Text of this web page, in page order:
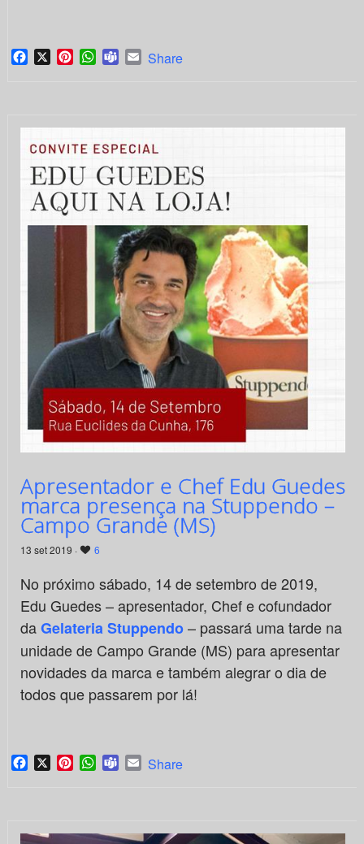
Facebook
X PinterestWhatsApp
TeamsEmail
Share
Apresentador e Chef Edu Guedes
marca presença na Stuppendo –
Campo Grande (MS)
13 set 2019 · 6
No próximo sábado, 14 de setembro de 2019,
Edu Guedes – apresentador, Chef e cofundador
daGelateria Stuppendo– passará uma tarde na
unidade de Campo Grande (MS) para apresentar
novidades da marca e também alegrar o dia de
todos que passarem por lá!
Facebook
X PinterestWhatsApp
TeamsEmail
Share